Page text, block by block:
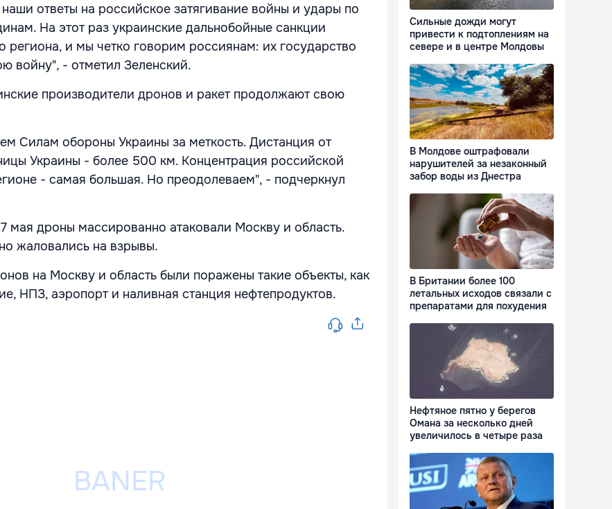
ответы на российское затягивание войны и удары по
На этот раз украинские дальнобойные санкции
региона, и мы четко говорим россиянам: их государство
войну", - отметил Зеленский.
производители дронов и ракет продолжают свою
Силам обороны Украины за меткость. Дистанция от
Украины - более 500 км. Концентрация российской
- самая большая. Но преодолеваем", - подчеркнул
мая дроны массированно атаковали Москву и область.
жаловались на взрывы.
на Москву и область были поражены такие объекты, как
НПЗ, аэропорт и наливная станция нефтепродуктов.
Сильные дожди могут
привести к подтоплениям на
севере и в центре Молдовы
В Молдове оштрафовали
нарушителей за незаконный
забор воды из Днестра
В Британии более 100
летальных исходов связали с
препаратами для похудения
Нефтяное пятно у берегов
Омана за несколько дней
увеличилось в четыре раза